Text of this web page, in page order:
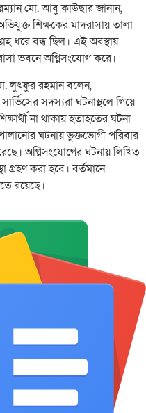
মো. আবু কাউছার জানান,
শিক্ষকের মাদরাসায় তালা
ধরে বন্ধ ছিল। এই অবস্থায়
ভবনে অগ্নিসংযোগ করে।
লুৎফুর রহমান বলেন,
সদস্যরা ঘটনাস্থলে গিয়ে
না থাকায় হতাহতের ঘটনা
ঘটনায় ভুক্তভোগী পরিবার
অগ্নিসংযোগের ঘটনায় লিখিত
করা হবে। বর্তমানে
রয়েছে।